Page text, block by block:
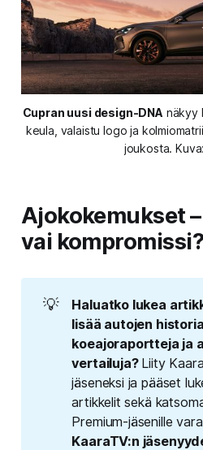
Cupran uusi design-DNA näkyy
keula, valaistu logo ja
joukosta.
Ajokokemukset
vai kompromissi?
💡
Haluatko lukea
lisää autojen
koeajoraportteja ja
vertailuja? Liity
jäseneksi ja pääset
artikkelit sekä
Premium-jäsenille
KaaraTV:n